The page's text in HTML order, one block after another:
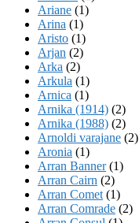
Ariane (1)
Arina (1)
Aristo (1)
Arjan (2)
Arka (2)
Arkula (1)
Arnica (1)
Arnika (1914) (2)
Arnika (1988) (2)
Arnoldi varajane (2)
Aronia (1)
Arran Banner(1)
Arran Cairn (2)
Arran Comet (1)
Arran Comrade (2)